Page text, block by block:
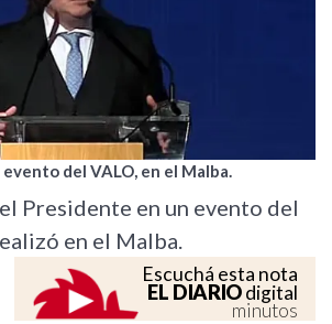
del VALO, en el Malba.
Presidente en un evento del
en el Malba.
Escuchá esta nota
EL DIARIOdigital
minutos